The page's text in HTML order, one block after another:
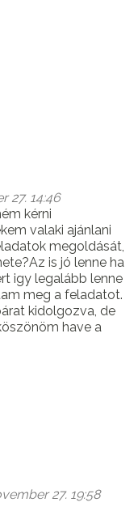
27. 14:46
kérni
valaki ajánlani
megoldását,
is jó lenne ha
igy legalább lenne
meg a feladatot.
kidolgozva, de
have a
27. 19:58